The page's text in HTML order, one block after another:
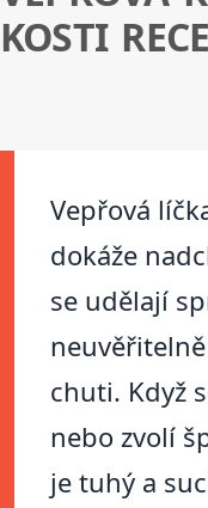
KOSTI
Vepřová
dokáže
se udělají
chuti. Když
nebo zvolí
je tuhý a